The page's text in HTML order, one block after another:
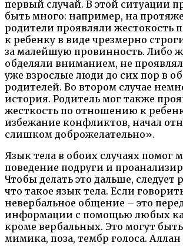
первый случай. В этой ситуации
быть много: например, на
родители проявляли жестокость
к ребенку в виде чрезмерно
за малейшую провинность. Либо
обделяли вниманием, не
уже взрослые люди до сих пор в
родителей. Во втором случае
история. Родитель мог также
жесткость по отношению к
избежание конфликтов, начал
слишком доброжелательно».
Язык тела в обоих случаях помог
поведение подруги и
Чтобы делать это дальше, следует
что такое язык тела. Если
невербальное общение – это
информации с помощью любых
кроме вербальных. Это могут
мимика, поза, тембр голоса. Аллан